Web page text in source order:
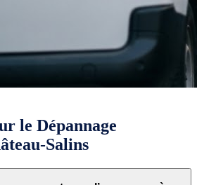
le Dépannage
Salins